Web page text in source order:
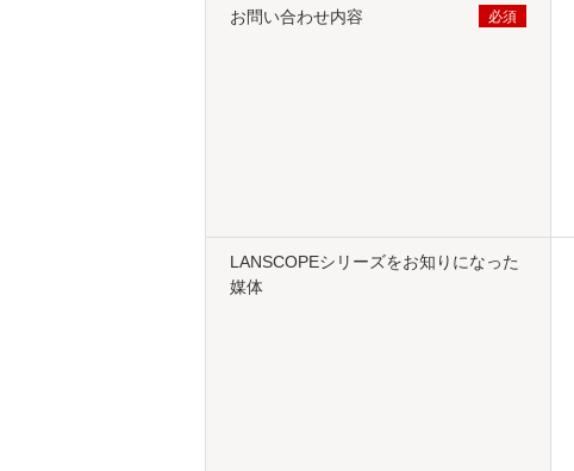
お問い合わせ内容
LANSCOPEシリーズをお知りになった
媒体